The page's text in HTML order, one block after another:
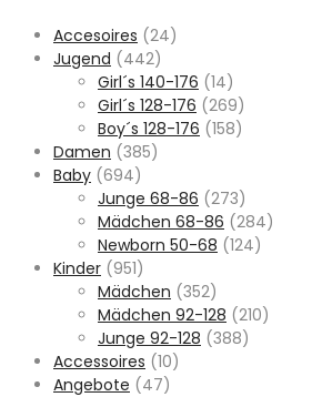
Accesoires (24)
Jugend (442)
Girl´s 140-176 (14)
Girl´s 128-176 (269)
Boy´s 128-176 (158)
Damen (385)
Baby (694)
Junge 68-86 (273)
Mädchen 68-86 (284)
Newborn 50-68 (124)
Kinder (951)
Mädchen (352)
Mädchen 92-128 (210)
Junge 92-128 (388)
Accessoires (10)
Angebote (47)